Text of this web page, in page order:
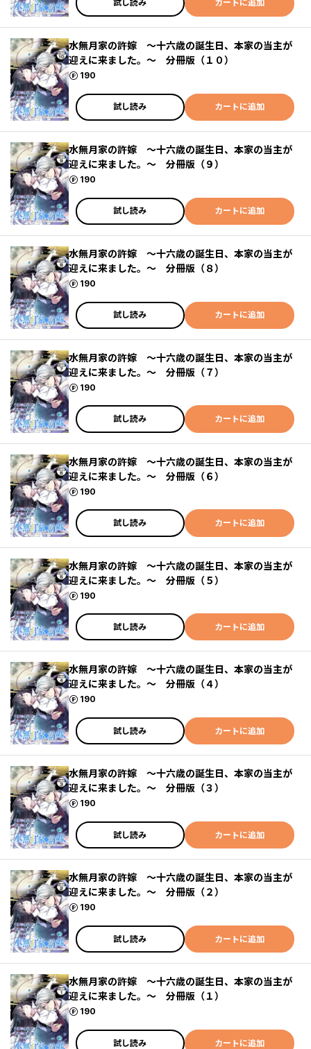
試し読み カートに追加
水無月家の許嫁 ～十六歳の誕生日、本家の当主が
迎えに来ました。～ 分冊版（１０）
190
ポイント
試し読み カートに追加
水無月家の許嫁 ～十六歳の誕生日、本家の当主が
迎えに来ました。～ 分冊版（９）
190
ポイント
試し読み カートに追加
水無月家の許嫁 ～十六歳の誕生日、本家の当主が
迎えに来ました。～ 分冊版（８）
190
ポイント
試し読み カートに追加
水無月家の許嫁 ～十六歳の誕生日、本家の当主が
迎えに来ました。～ 分冊版（７）
190
ポイント
試し読み カートに追加
水無月家の許嫁 ～十六歳の誕生日、本家の当主が
迎えに来ました。～ 分冊版（６）
190
ポイント
試し読み カートに追加
水無月家の許嫁 ～十六歳の誕生日、本家の当主が
迎えに来ました。～ 分冊版（５）
190
ポイント
試し読み カートに追加
水無月家の許嫁 ～十六歳の誕生日、本家の当主が
迎えに来ました。～ 分冊版（４）
190
ポイント
試し読み カートに追加
水無月家の許嫁 ～十六歳の誕生日、本家の当主が
迎えに来ました。～ 分冊版（３）
190
ポイント
試し読み カートに追加
水無月家の許嫁 ～十六歳の誕生日、本家の当主が
迎えに来ました。～ 分冊版（２）
190
ポイント
試し読み カートに追加
水無月家の許嫁 ～十六歳の誕生日、本家の当主が
迎えに来ました。～ 分冊版（１）
190
ポイント
試し読み カートに追加